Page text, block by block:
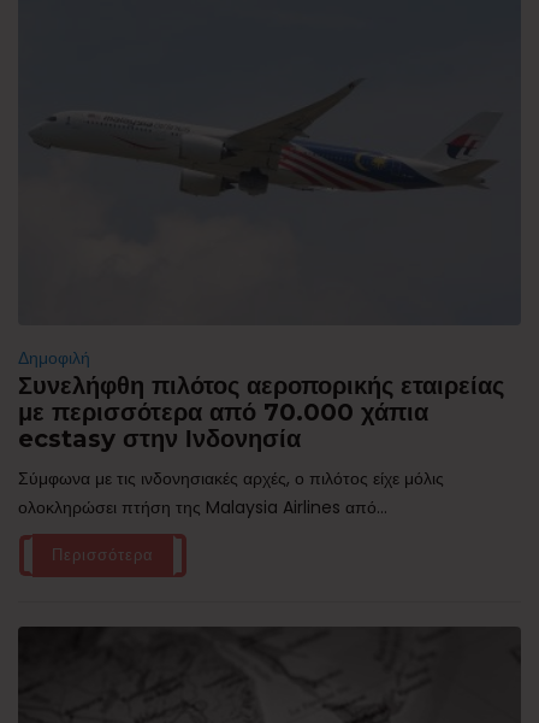
Δημοφιλή
Συνελήφθη πιλότος αεροπορικής εταιρείας
με περισσότερα από 70.000 χάπια
ecstasy στην Ινδονησία
Σύμφωνα με τις ινδονησιακές αρχές, ο πιλότος είχε μόλις
ολοκληρώσει πτήση της Malaysia Airlines από...
Περισσότερα